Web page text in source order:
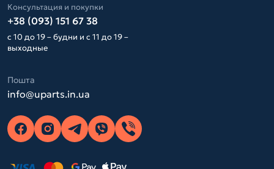
Консультация и покупки
+38 (093) 151 67 38
с 10 до 19 – будни и с 11 до 19 –
выходные
Пошта
info@uparts.in.ua